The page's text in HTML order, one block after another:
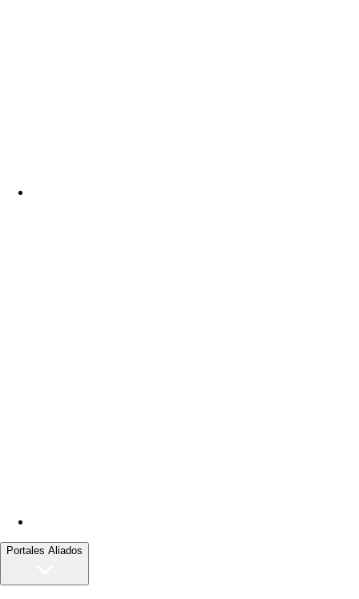
Portales Aliados